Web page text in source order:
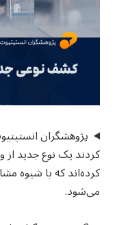
پژوهشگران
کردند یک نوع جدید
می‌شود.